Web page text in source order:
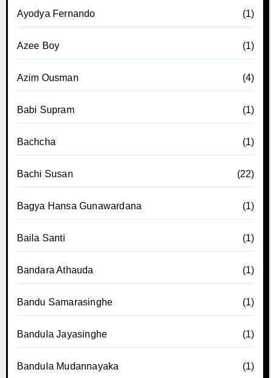
Ayodya Fernando (1)
Azee Boy (1)
Azim Ousman (4)
Babi Supram (1)
Bachcha (1)
Bachi Susan (22)
Bagya Hansa Gunawardana (1)
Baila Santi (1)
Bandara Athauda (1)
Bandu Samarasinghe (1)
Bandula Jayasinghe (1)
Bandula Mudannayaka (1)